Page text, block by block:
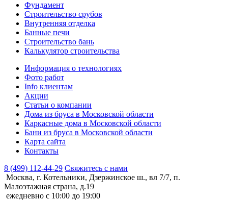
Фундамент
Строительство срубов
Внутренняя отделка
Банные печи
Строительство бань
Калькулятор строительства
Информация о технологиях
Фото работ
Info клиентам
Акции
Статьи о компании
Дома из бруса в Московской области
Каркасные дома в Московской области
Бани из бруса в Московской области
Карта сайта
Контакты
8 (499) 112-44-29 Свяжитесь с нами
Москва, г. Котельники, Дзержинское ш., вл 7/7, п.
Малоэтажная страна, д.19
ежедневно с 10:00 до 19:00